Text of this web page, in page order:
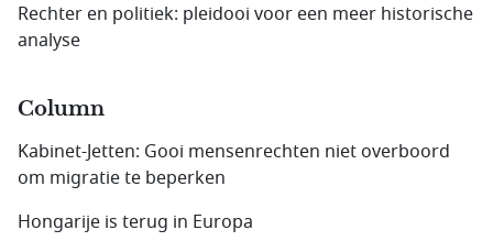
Rechter en politiek: pleidooi voor een meer historische
analyse
Column
Kabinet-Jetten: Gooi mensenrechten niet overboord
om migratie te beperken
Hongarije is terug in Europa